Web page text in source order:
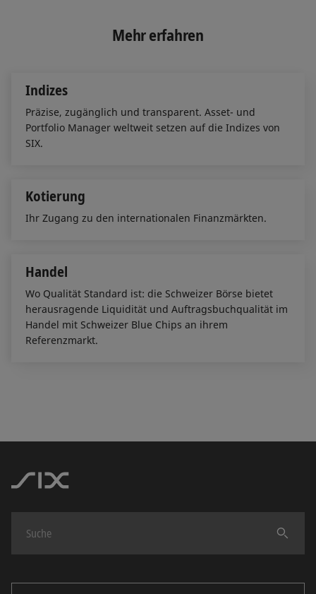
e
d
o
l
Mehr erfahren
Indizes
Präzise, zugänglich und transparent. Asset- und
Portfolio Manager weltweit setzen auf die Indizes von
SIX.
Kotierung
Ihr Zugang zu den internationalen Finanzmärkten.
Handel
Wo Qualität Standard ist: die Schweizer Börse bietet
herausragende Liquidität und Auftragsbuchqualität im
Handel mit Schweizer Blue Chips an ihrem
Referenzmarkt.
Finden